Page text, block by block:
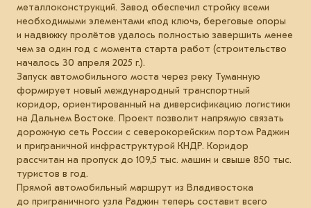
металлоконструкций. Завод обеспечил стройку всеми
необходимыми элементами «под ключ», береговые опоры
и надвижку пролётов удалось полностью завершить менее
чем за один год с момента старта работ (строительство
началось 30 апреля 2025 г.).
Запуск автомобильного моста через реку Туманную
формирует новый международный транспортный
коридор, ориентированный на диверсификацию логистики
на Дальнем Востоке. Проект позволит напрямую связать
дорожную сеть России с северокорейским портом Раджин
и приграничной инфраструктурой КНДР. Коридор
рассчитан на пропуск до 109,5 тыс. машин и свыше 850 тыс.
туристов в год.
Прямой автомобильный маршрут из Владивостока
до приграничного узла Раджин теперь составит всего